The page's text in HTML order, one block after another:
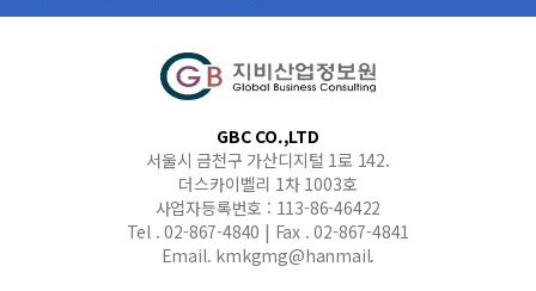
GBC CO.,LTD
서울시 금천구 가산디지털 1로 142.
더스카이벨리 1차 1003호
사업자등록번호 : 113-86-46422
Tel . 02-867-4840 | Fax . 02-867-4841
Email. kmkgmg@hanmail.